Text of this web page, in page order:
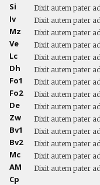
Si
Dixit autem pater
Iv Dixit autem pater
Mz Dixit autem pater
Ve Dixit autem pater
Lc Dixit autem pater
Dh Dixit autem pater
Fo1 Dixit autem pater
Fo2 Dixit autem pater
De Dixit autem pater
Zw Dixit autem pater
Bv1 Dixit autem pater
Bv2 Dixit autem pater
Mc Dixit autem pater
AM Dixit autem pater
Cp